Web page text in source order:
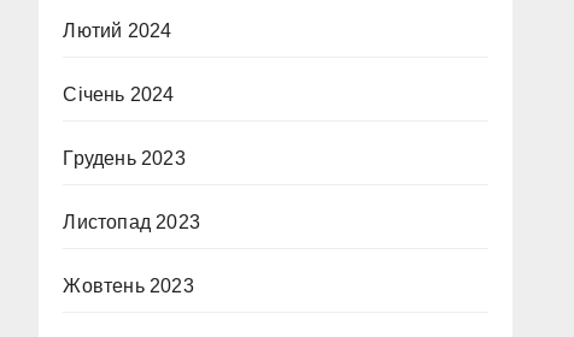
Лютий 2024
Січень 2024
Грудень 2023
Листопад 2023
Жовтень 2023